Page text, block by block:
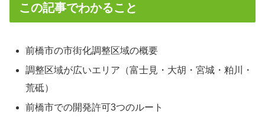
この記事でわかること
前橋市の市街化調整区域の概要
調整区域が広いエリア（富士見・大胡・宮城・粕川・
荒砥）
前橋市での開発許可3つのルート